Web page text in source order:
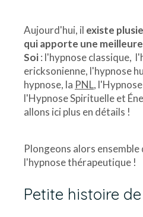
Aujourd'hui, il existe
qui apporte une
Soi: l'hypnose classique,
ericksonienne, l'hypnose
hypnose, la PNL,
l'Hypnose Spirituelle et
allons ici plus en détails !
Plongeons alors
l'hypnose thérapeutique !
Petite histoire